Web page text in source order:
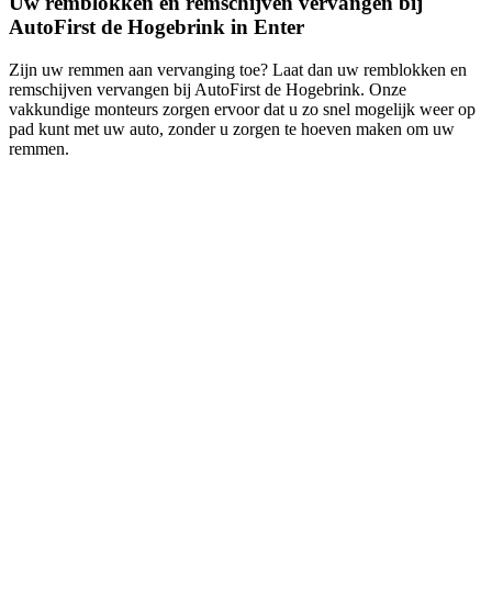
AutoFirst de Hogebrink in Enter
Zijn uw remmen aan vervanging toe? Laat dan uw remblokken en
remschijven vervangen bij AutoFirst de Hogebrink. Onze
vakkundige monteurs zorgen ervoor dat u zo snel mogelijk weer op
pad kunt met uw auto, zonder u zorgen te hoeven maken om uw
remmen.